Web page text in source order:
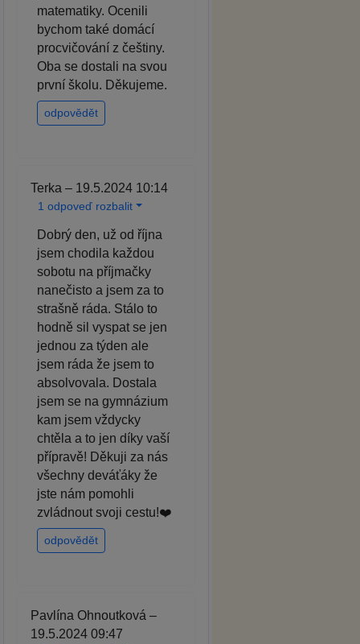
matematiky. Ocenili
bychom také domácí
procvičování z češtiny.
Oba se dostali na svou
první školu. Děkujeme.
odpovědět
Terka – 19.5.2024 10:14
1 odpoveď rozbalit
Dobrý den, už od října
jsem chodila každou
sobotu na příjmačky
nanečisto a jsem za to
strašně ráda. Stálo to
hodně sil vyspat se jen
jednou za týden ale
jsem ráda že jsem to
absolvovala. Dostala
jsem se na gymnázium
kam jsem vždycky
chtěla a to jen díky vaší
přípravě! Děkuji za nás
všechny deváťáky že
jste nám pomohli
zvládnout svoji cestu!❤️
odpovědět
Pavlína Ohnoutková –
19.5.2024 09:47